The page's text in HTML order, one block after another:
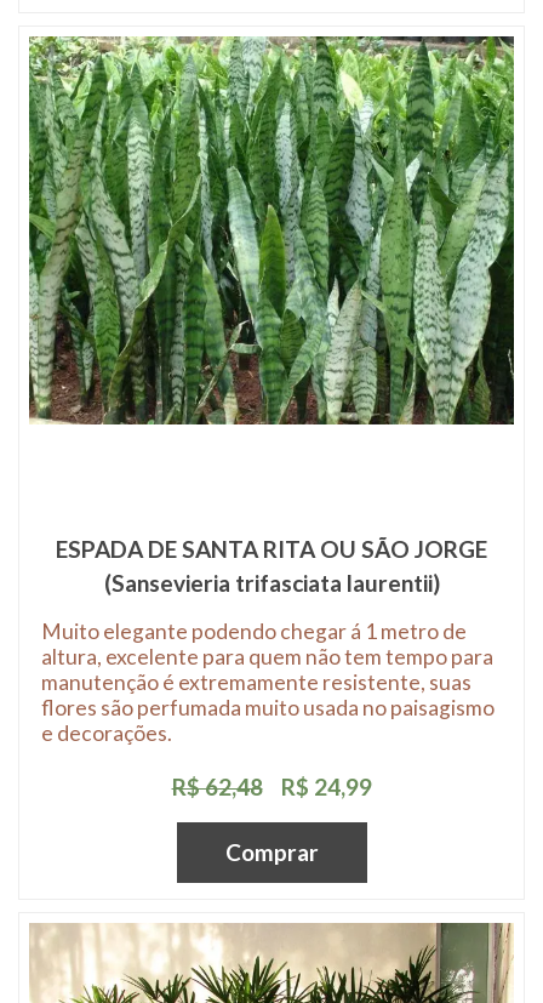
ESPADA DE SANTA RITA OU SÃO JORGE
(Sansevieria trifasciata laurentii)
Muito elegante podendo chegar á 1 metro de
altura, excelente para quem não tem tempo para
manutenção é extremamente resistente, suas
flores são perfumada muito usada no paisagismo
e decorações.
R$ 62,48 R$ 24,99
Comprar